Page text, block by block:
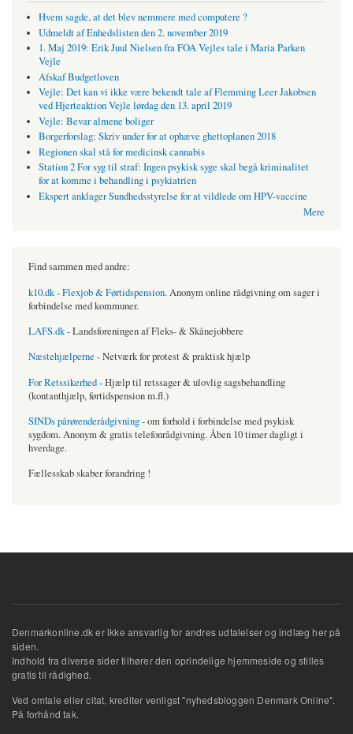
Hvem sagde, at det blev nemmere med computere ?
Udmeldt af Enhedslisten den 2. november 2019
1. Maj 2019: Erik Juul Nielsen fra FOA Vejles tale i Maria Parken
Vejle
Afskaf Budgetloven
Vejle: Det kan vi ikke være bekendt tale af Flemming Leer Jakobsen
ved Hjerteaktion Vejle lørdag den 13. april 2019
Vejle: Bevar almene boliger
Borgerforslag: Skriv under for at ophæve ghettoplanen 2018
Regionen skal stå for medicinsk cannabis
Station 2 For syg til straf: Ingen psykisk syge skal begå kriminalitet
for at komme i behandling i psykiatrien
Ekspert anklager Sundhedsstyrelse for at vildlede om HPV-vaccine
Mere
Find sammen med andre:
k10.dk - Flexjob & Førtidspension. Anonym online rådgivning om sager i
forbindelse med kommuner.
LAFS.dk- Landsforeningen af Fleks- & Skånejobbere
Næstehjælperne - Netværk for protest & praktisk hjælp
For Retssikerhed- Hjælp til retssager & ulovlig sagsbehandling
(kontanthjælp, førtidspension m.fl.)
SINDs pårørenderådgivning- om forhold i forbindelse med psykisk
sygdom. Anonym & gratis telefonrådgivning. Åben 10 timer dagligt i
hverdage.
Fællesskab skaber forandring !
Denmarkonline.dk er ikke ansvarlig for andres udtalelser og indlæg her på
siden.
Indhold fra diverse sider tilhører den oprindelige hjemmeside og stilles
gratis til rådighed.
Ved omtale eller citat, krediter venligst "nyhedsbloggen Denmark Online".
På forhånd tak.